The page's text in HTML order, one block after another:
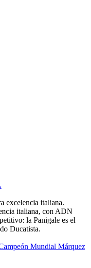
excelencia italiana.
italiana, con ADN
la Panigale es el
Ducatista.
Mundial Márquez